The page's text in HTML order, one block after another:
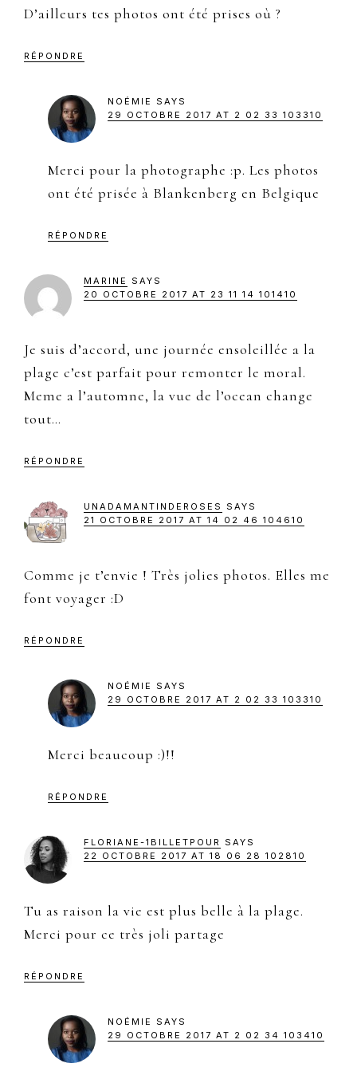
D’ailleurs tes photos ont été prises où ?
RÉPONDRE
NOÉMIE
SAYS
29 OCTOBRE 2017 AT 2 02 33 103310
Merci pour la photographe :p. Les photos
ont été prisée à Blankenberg en Belgique
RÉPONDRE
MARINE
SAYS
20 OCTOBRE 2017 AT 23 11 14 101410
Je suis d’accord, une journée ensoleillée a la
plage c’est parfait pour remonter le moral.
Meme a l’automne, la vue de l’ocean change
tout…
RÉPONDRE
UNADAMANTINDEROSES
SAYS
21 OCTOBRE 2017 AT 14 02 46 104610
Comme je t’envie ! Très jolies photos. Elles me
font voyager :D
RÉPONDRE
NOÉMIE
SAYS
29 OCTOBRE 2017 AT 2 02 33 103310
Merci beaucoup :)!!
RÉPONDRE
FLORIANE-1BILLETPOUR
SAYS
22 OCTOBRE 2017 AT 18 06 28 102810
Tu as raison la vie est plus belle à la plage.
Merci pour ce très joli partage
RÉPONDRE
NOÉMIE
SAYS
29 OCTOBRE 2017 AT 2 02 34 103410